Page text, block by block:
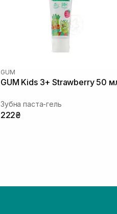
GUM
GUM Kids 3+ Strawberry 50
Зубна паста-гель
222₴